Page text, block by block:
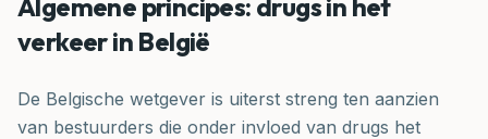
Algemene principes: drugs in het
verkeer in België
De Belgische wetgever is uiterst streng ten aanzien
van bestuurders die onder invloed van drugs het